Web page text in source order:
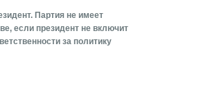
Партия не имеет
если президент не включит
за политику